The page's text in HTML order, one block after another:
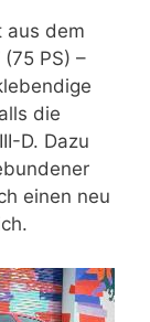
aus dem
PS) –
die
D. Dazu
einen neu